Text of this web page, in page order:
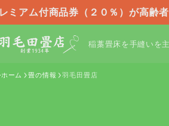
ミアム付商品券（２０％）が高齢
稲藁畳床を手縫いを
ホーム 畳の情報 羽毛田畳店